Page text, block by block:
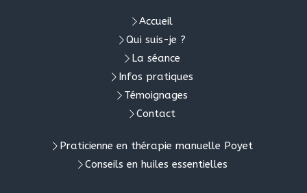
Accueil
Qui suis-je ?
La séance
Infos pratiques
Témoignages
Contact
Praticienne en thérapie manuelle Poyet
Conseils en huiles essentielles